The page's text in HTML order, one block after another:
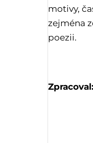
motivy,
zejména
poezii.